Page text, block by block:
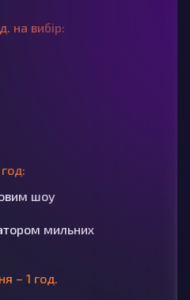
на вибір:
шоу
мильних
– 1 год.